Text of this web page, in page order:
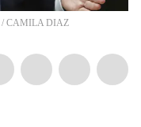
/ CAMILA DIAZ